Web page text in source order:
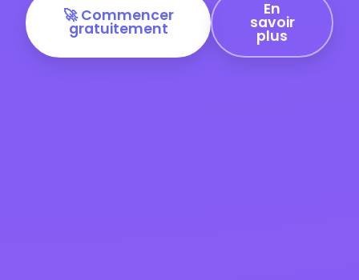
🚀 Commencer
gratuitement
En
savoir
plus